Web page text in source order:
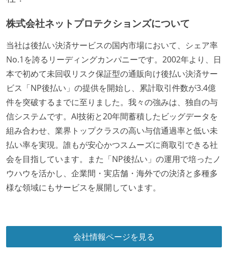
ージャー以上の会議での議事録が社員にも公開されて
KPI などチームの目標・実績値について、メンバーの
誰もがいつでも閲覧可能になっている
ドキュメントの整備やペアプロ、モブワークなど、ナ
レッジの共有を積極的に行っている（属人性を減らす
取り組みをしている）
大規模サービスの開発
テーブル数が多い (数百以上)
大規模テーブルあり（1テーブルあたり数千万レコー
ド以上）
マイクロサービス化している
発・運用している
バックアップ容量（数TB以上）
株式会社ネットプロテクションズについて
当社は後払い決済サービスの国内市場において、シェア率
No.1を誇るリーディングカンパニーです。2002年より、日
本で初めて未回収リスク保証型の通販向け後払い決済サー
ビス「NP後払い」の提供を開始し、累計取引件数が3.4億
件を突破するまでに至りました。我々の強みは、独自の与
信システムです。AI技術と20年間蓄積したビッグデータを
組み合わせ、業界トップクラスの高い与信通過率と低い未
払い率を実現。誰もが安心かつスムーズに商取引できる社
会を目指しています。また「NP後払い」の運用で培ったノ
ウハウを活かし、企業間・実店舗・海外での決済と多種多
様な領域にもサービスを展開しています。
会社情報ページを見る